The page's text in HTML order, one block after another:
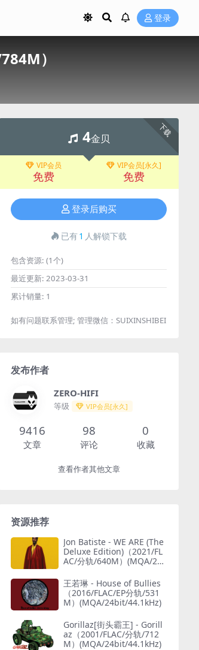
登录
）
下载
4金贝
VIP会员
免费
VIP会员[永久]
免费
登录后购买
已有1 人解锁下载
包含资源: (1个)
最近更新: 2023-03-31
累计销量: 1
如有问题联系管理; 管理微信：SUIXINSHIBEI
发布作者
ZERO-HIFI
等级 VIP会员[永久]
9416
文章
98
评论
0
收藏
查看作者其他文章
资源推荐
Jon Batiste - WE ARE (The
Deluxe Edition)（2021/FL
AC/分轨/640M）(MQA/24
王若琳 - House of Bullies
（2016/FLAC/EP分轨/531
M）(MQA/24bit/44.1kHz)
Gorillaz[街头霸王] - Gorill
az（2001/FLAC/分轨/712
M）(MQA/24bit/44.1kHz)